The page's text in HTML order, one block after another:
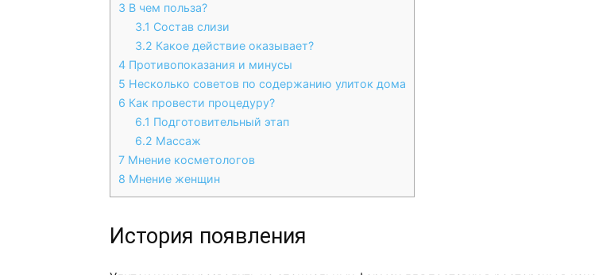
3 В чем польза?
3.1 Состав слизи
3.2 Какое действие оказывает?
4 Противопоказания и минусы
5 Несколько советов по содержанию улиток дома
6 Как провести процедуру?
6.1 Подготовительный этап
6.2 Массаж
7 Мнение косметологов
8 Мнение женщин
История появления